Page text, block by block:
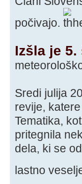
počivajo.
Izšla je
Sredi julija
revije,
Tematika,
pritegnila
dela, ki se
lastno